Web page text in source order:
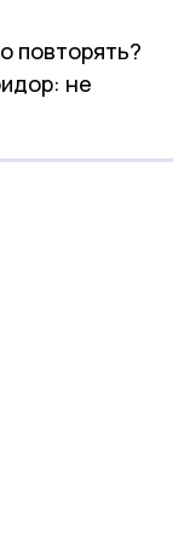
повторять?
не